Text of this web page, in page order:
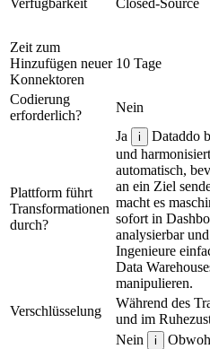
Verfügbarkeit Closed-Source
Zeit zum
Hinzufügen neuer
Konnektoren
10 Tage
Codierung
erforderlich?
Nein
Plattform führt
Transformationen
durch?
Ja i
Dataddo
und
automatisch,
an ein Ziel
macht es
sofort in
analysierbar
Ingenieure
Data
manipulieren.
Verschlüsselung
Während des
und im
Nein i